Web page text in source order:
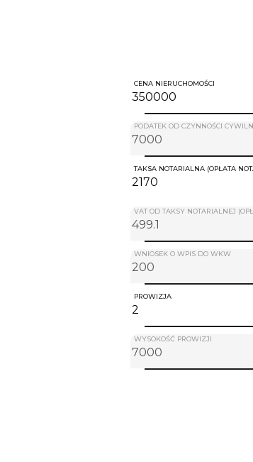
CENA NIERUCHOMOŚCI
PODATEK OD CZYNNOŚCI
TAKSA NOTARIALNA (OPŁATA
VAT OD TAKSY NOTARIALNEJ
WNIOSEK O WPIS DO WKW
PROWIZJA
WYSOKOŚĆ PROWIZJI